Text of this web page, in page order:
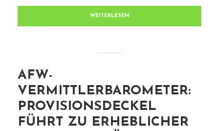
WEITERLESEN
AFW-
VERMITTLERBAROMETER:
PROVISIONSDECKEL
FÜHRT ZU ERHEBLICHER